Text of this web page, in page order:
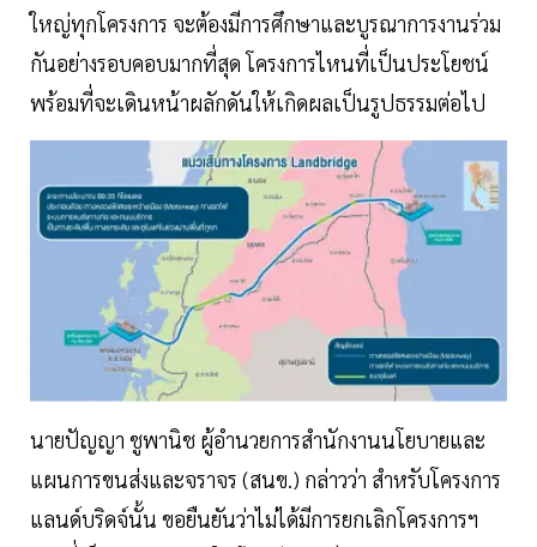
ใหญ่ทุกโครงการ จะต้องมีการศึกษาและบูรณาการงานร่วม
กันอย่างรอบคอบมากที่สุด โครงการไหนที่เป็นประโยชน์
พร้อมที่จะเดินหน้าผลักดันให้เกิดผลเป็นรูปธรรมต่อไป
นายปัญญา ชูพานิช ผู้อำนวยการสำนักงานนโยบายและ
แผนการขนส่งและจราจร (สนข.) กล่าวว่า สำหรับโครงการ
แลนด์บริดจ์นั้น ขอยืนยันว่าไม่ได้มีการยกเลิกโครงการฯ